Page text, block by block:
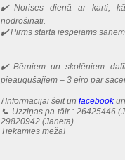
✔️ Norises dienā ar karti,
nodrošināti.
✔️ Pirms starta iespējams
✔️ Bērniem un skolēniem
pieaugušajiem – 3 eiro par
ℹ️ Informācijai šeit un facebookun
📞 Uzziņas pa tālr.: 26425446
29820942 (Janeta)
Tiekamies mežā!